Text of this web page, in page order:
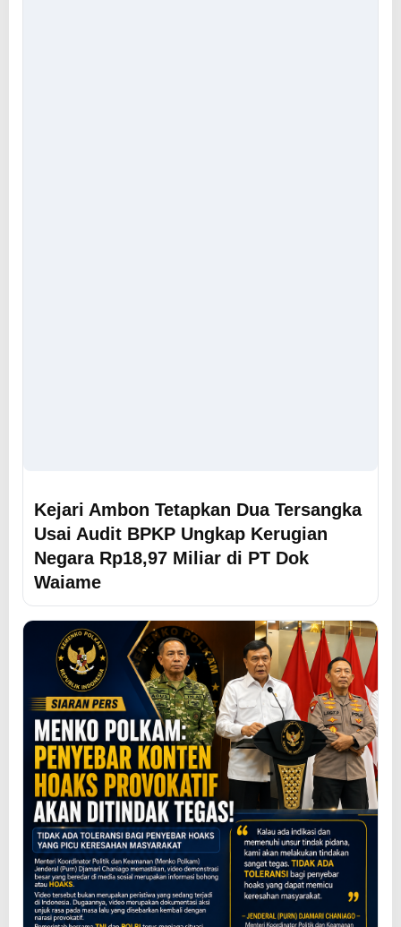
Kejari Ambon Tetapkan Dua Tersangka
Usai Audit BPKP Ungkap Kerugian
Negara Rp18,97 Miliar di PT Dok
Waiame